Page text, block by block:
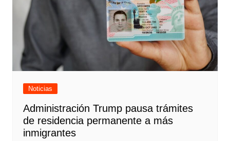
Noticias
Administración Trump pausa trámites
de residencia permanente a más
inmigrantes